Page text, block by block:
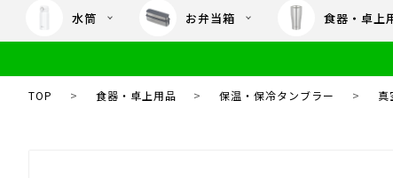
部品購入はこちら
水筒 お弁当箱 食器・卓上
TOP > 食器・卓上用品 > 保温・保冷タンブラー > 真